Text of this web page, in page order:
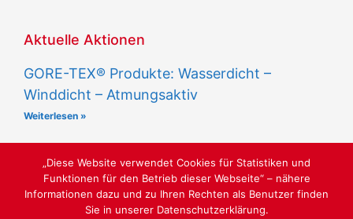
Aktuelle Aktionen
GORE-TEX® Produkte: Wasserdicht –
Winddicht – Atmungsaktiv
Weiterlesen »
„Diese Website verwendet Cookies für Statistiken und
Funktionen für den Betrieb dieser Webseite“ – nähere
Informationen dazu und zu Ihren Rechten als Benutzer finden
Sie in unserer Datenschutzerklärung.